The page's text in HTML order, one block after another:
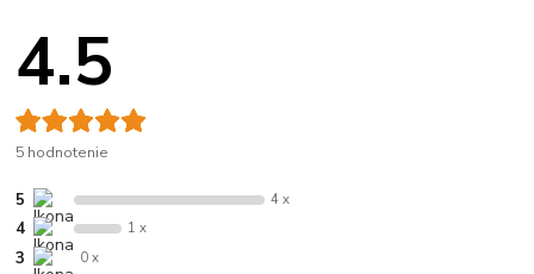
4.5
5 hodnotenie
5 4 x
4 1 x
3 0 x